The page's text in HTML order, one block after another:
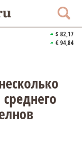
$ 82,17
€ 94,84